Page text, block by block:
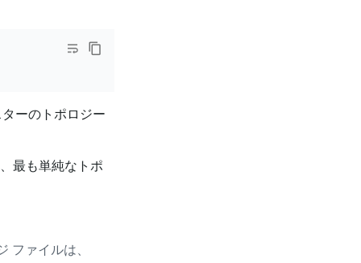
ーのトポロジー
最も単純なトポ
ファイルは、